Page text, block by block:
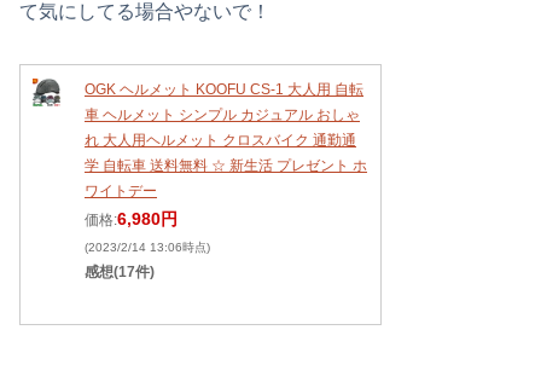
て気にしてる場合やないで！
OGK ヘルメット KOOFU CS-1 大人用 自転
車 ヘルメット シンプル カジュアル おしゃ
れ 大人用ヘルメット クロスバイク 通勤通
学 自転車 送料無料 ☆ 新生活 プレゼント ホ
ワイトデー
価格:6,980円
(2023/2/14 13:06時点)
感想(17件)